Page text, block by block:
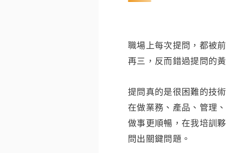
職場上每次提問，都被
再三，反而錯過提問的
提問真的是很困難的技
在做業務、產品、管理
做事更順暢，在我培訓
問出關鍵問題。